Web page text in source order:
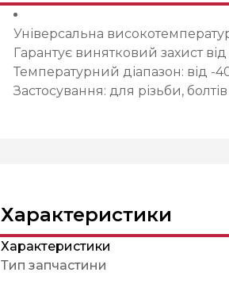
Універсальна
Гарантує винятковий захист
Температурний діапазон: від -
Застосування: для різьби,
Характеристики
Характеристики
Тип запчастини